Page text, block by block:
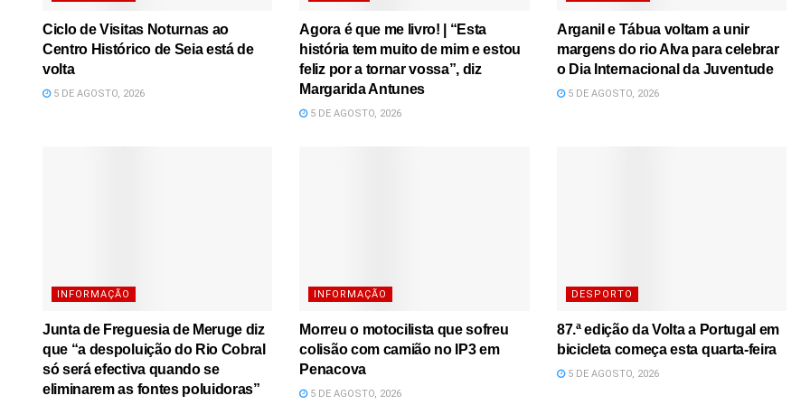
Ciclo de Visitas Noturnas ao
Centro Histórico de Seia está de
volta
5 DE AGOSTO, 2026
Agora é que me livro! | “Esta
história tem muito de mim e estou
feliz por a tornar vossa”, diz
Margarida Antunes
5 DE AGOSTO, 2026
Arganil e Tábua voltam a unir
margens do rio Alva para celebrar
o Dia Internacional da Juventude
5 DE AGOSTO, 2026
INFORMAÇÃO
Junta de Freguesia de Meruge diz
que “a despoluição do Rio Cobral
só será efectiva quando se
eliminarem as fontes poluidoras”
INFORMAÇÃO
Morreu o motocilista que sofreu
colisão com camião no IP3 em
Penacova
5 DE AGOSTO, 2026
DESPORTO
87.ª edição da Volta a Portugal em
bicicleta começa esta quarta-feira
5 DE AGOSTO, 2026